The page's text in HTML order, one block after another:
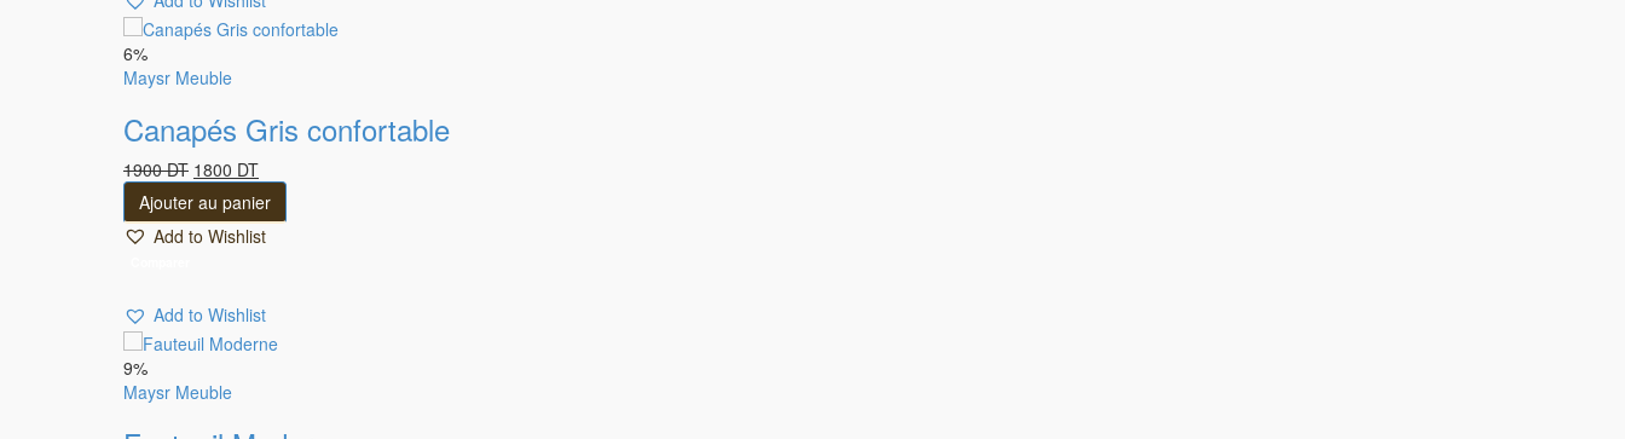
6%
Maysr Meuble
Canapés Gris confortable
1900DT Le
initial
était :
1800 DTLe
prix
actuel
est :
Ajouter au panier
Add to Wishlist
Add to Wishlist
9%
Maysr Meuble